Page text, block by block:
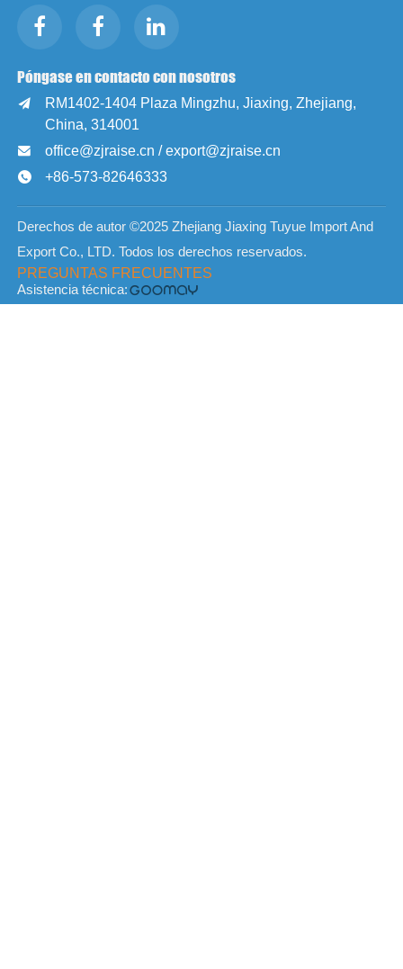
Póngase en contacto con nosotros

RM1402-1404 Plaza Mingzhu, Jiaxing, Zhejiang,
China, 314001
 office@zjraise.cn / export@zjraise.cn
 +86-573-82646333
Derechos de autor ©2025 Zhejiang Jiaxing Tuyue Import And
Export Co., LTD. Todos los derechos reservados.
PREGUNTAS FRECUENTES
Asistencia técnica: